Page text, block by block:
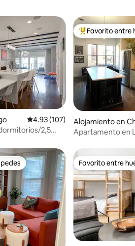
reseñasCalificación promedio: 4.93 de
4.93 (107)
2,5
Favorito entre
Favorito entre
Alojamiento en
Apartamento en
preferido Favorito entre
Favorito entre